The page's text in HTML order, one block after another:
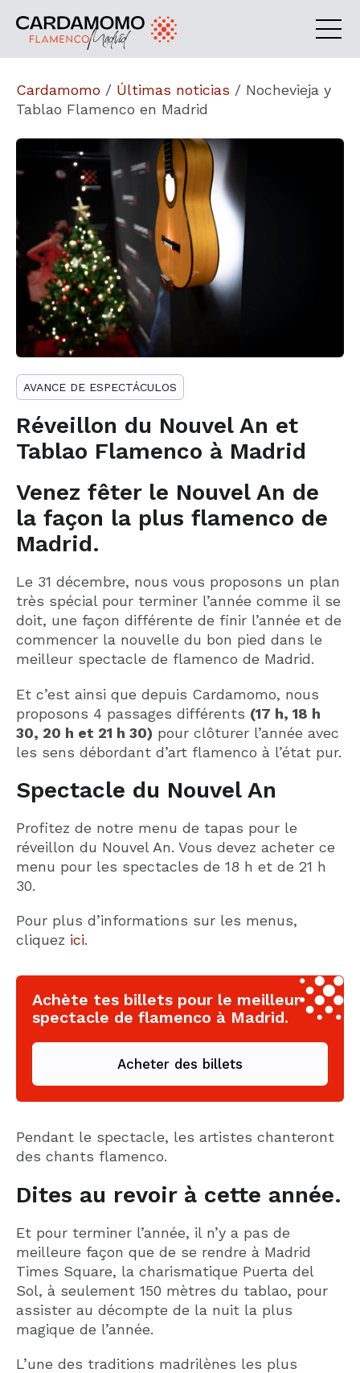
Cardamomo / Últimas noticias / Nochevieja y
Tablao Flamenco en Madrid
AVANCE DE ESPECTÁCULOS
Réveillon du Nouvel An et
Tablao Flamenco à Madrid
Venez fêter le Nouvel An de
la façon la plus flamenco de
Madrid.
Le 31 décembre, nous vous proposons un plan
très spécial pour terminer l’année comme il se
doit, une façon différente de finir l’année et de
commencer la nouvelle du bon pied dans le
meilleur spectacle de flamenco de Madrid.
Et c’est ainsi que depuis Cardamomo, nous
proposons 4 passages différents (17 h, 18 h
30, 20 h et 21 h 30) pour clôturer l’année avec
les sens débordant d’art flamenco à l’état pur.
Spectacle du Nouvel An
Profitez de notre menu de tapas pour le
réveillon du Nouvel An. Vous devez acheter ce
menu pour les spectacles de 18 h et de 21 h
30.
Pour plus d’informations sur les menus,
cliquez ici.
Achète tes billets pour le meilleur
spectacle de flamenco à Madrid.
Acheter des billets
Pendant le spectacle, les artistes chanteront
des chants flamenco.
Dites au revoir à cette année.
Et pour terminer l’année, il n’y a pas de
meilleure façon que de se rendre à Madrid
Times Square, la charismatique Puerta del
Sol, à seulement 150 mètres du tablao, pour
assister au décompte de la nuit la plus
magique de l’année.
L’une des traditions madrilènes les plus